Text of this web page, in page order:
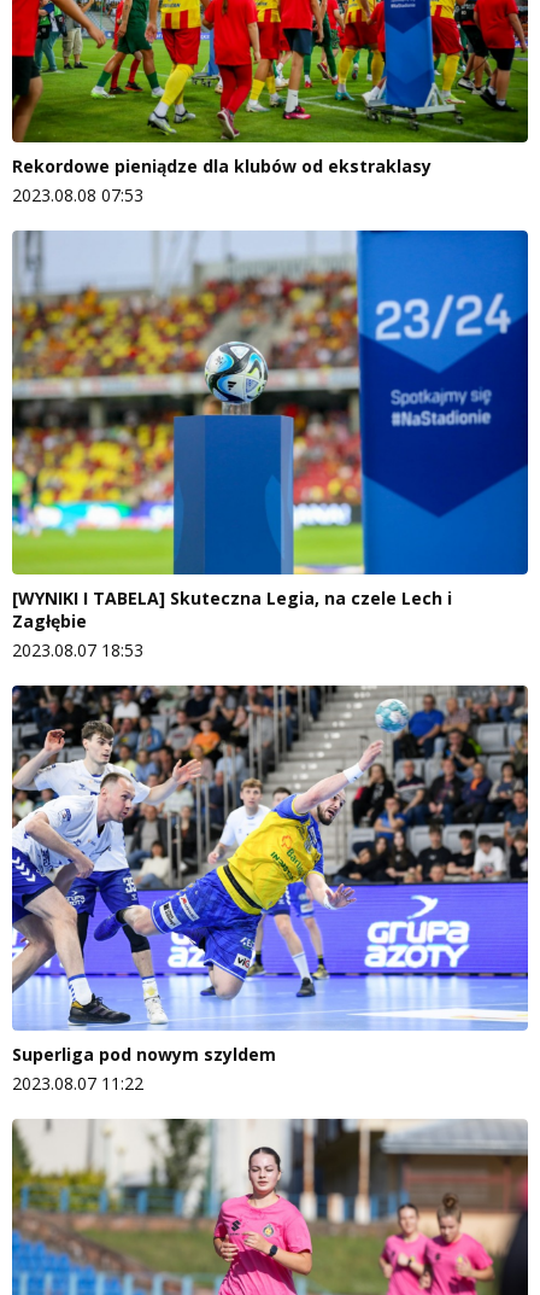
Rekordowe pieniądze dla klubów od ekstraklasy
2023.08.08 07:53
[WYNIKI I TABELA] Skuteczna Legia, na czele Lech i
Zagłębie
2023.08.07 18:53
Superliga pod nowym szyldem
2023.08.07 11:22